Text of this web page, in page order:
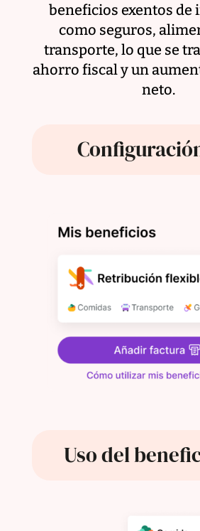
beneficios exentos de
como seguros,
transporte, lo que se
ahorro fiscal y un
neto.
Uso del